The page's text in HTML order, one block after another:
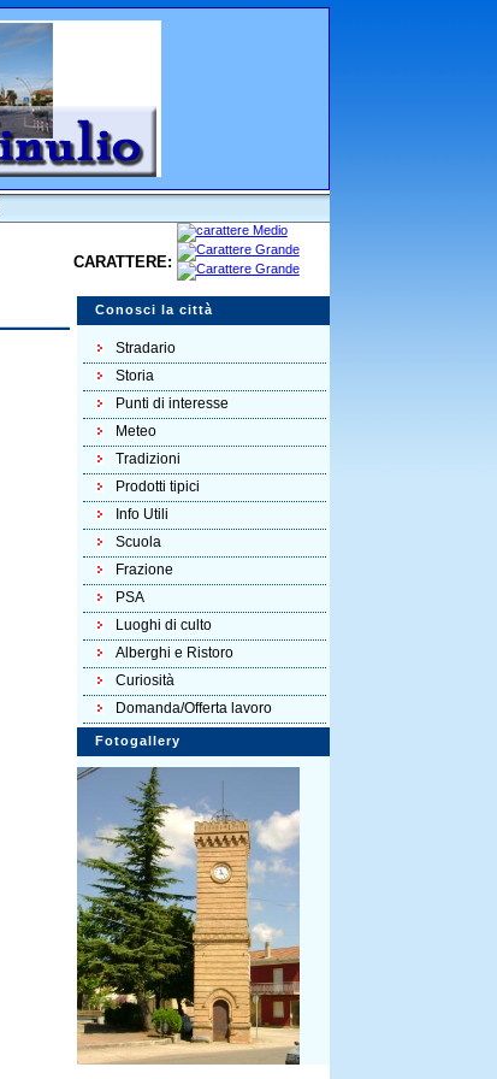
CARATTERE:
Conosci la città
Stradario
Storia
Punti di interesse
Meteo
Tradizioni
Prodotti tipici
Info Utili
Scuola
Frazione
PSA
Luoghi di culto
Alberghi e Ristoro
Curiosità
Domanda/Offerta lavoro
Fotogallery